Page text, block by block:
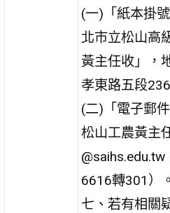
(一)「紙本掛
北市立松山高
黃主任收」，
孝東路五段
(二)「電子郵
松山工農黃主
6616轉301）。
七、若有相關